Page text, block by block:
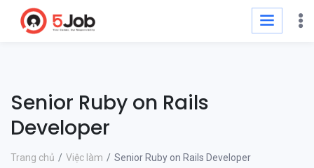
Senior Ruby on Rails
Developer
Trang chủ Việc làm Senior Ruby on Rails Developer